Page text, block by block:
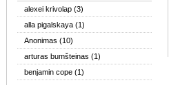
alexei krivolap (3)
alla pigalskaya (1)
Anonimas (10)
arturas bumšteinas (1)
benjamin cope (1)